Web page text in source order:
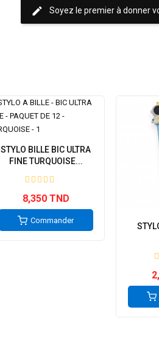
edit Soyez le premier à donner
STYLO BILLE BIC ULTRA
FINE TURQUOISE...
8,350 TND
Commander